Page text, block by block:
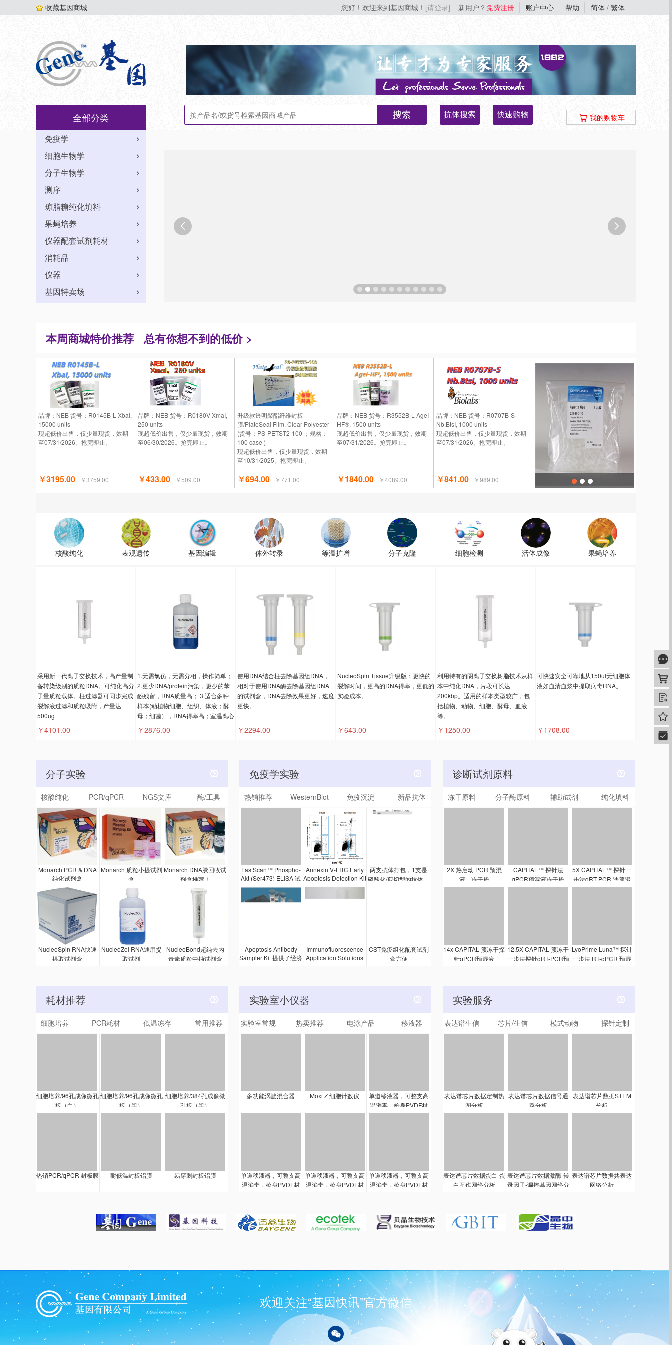
收藏基因商城 您好！欢迎来到基因商城！ [请登录] 新用户？ 免费注册 账户中心 帮助 简体 / 繁体
全部分类 搜索 抗体搜索 快速购物 我的购物车
免疫学
细胞生物学
分子生物学
测序
琼脂糖纯化填料
果蝇培养
仪器配套试剂耗材
消耗品
仪器
基因特卖场
 
本周商城特价推荐 总有你想不到的低价 >
品牌：NEB 货号：R0145B-L XbaI,
15000 units
现超低价出售，仅少量现货，效期
至07/31/2026。抢完即止。
￥3195.00 ￥3759.00
品牌：NEB 货号：R0180V XmaI,
250 units
现超低价出售，仅少量现货，效期
至06/30/2026。抢完即止。
￥433.00 ￥509.00
升级款透明聚酯纤维封板
膜/PlateSeal Film, Clear Polyester
(货号：PS-PETST2-100 ；规格：
100 case )
现超低价出售，仅少量现货，效期
至10/31/2025。抢完即止。
￥694.00 ￥771.00
品牌：NEB 货号：R3552B-L AgeI-
HF®, 1500 units
现超低价出售，仅少量现货，效期
至07/31/2026。抢完即止。
￥1840.00 ￥4089.00
品牌：NEB 货号：R0707B-S
Nb.BtsI, 1000 units
现超低价出售，仅少量现货，效期
至07/31/2026。抢完即止。
￥841.00 ￥989.00
核酸纯化 表观遗传 基因编辑 体外转录 等温扩增 分子克隆 细胞检测 活体成像 果蝇培养
采用新一代离子交换技术，高产量制
备转染级别的质粒DNA。可纯化高分
子量质粒载体。柱过滤器可同步完成
裂解液过滤和质粒吸附，产量达
500ug
￥4101.00
1.无需氯仿，无需分相，操作简单；
2.更少DNA/protein污染，更少的苯
酚残留，RNA质量高； 3.适合多种
样本(动植物细胞、组织、体液；酵
母；细菌），RNA得率高；室温离心
￥2876.00
使用DNA结合柱去除基因组DNA，
相对于使用DNA酶去除基因组DNA
的试剂盒，DNA去除效果更好，速度
更快。
￥2294.00
NucleoSpin Tissue升级版：更快的
裂解时间，更高的DNA得率，更低的
实验成本。
￥643.00
利用特有的阴离子交换树脂技术从样
本中纯化DNA，片段可长达
200kbp。适用的样本类型较广，包
括植物、动物、细胞、酵母、血液
等。
￥1250.00
可快速安全可靠地从150ul无细胞体
液如血清血浆中提取病毒RNA。
￥1708.00
分子实验
核酸纯化 PCR/qPCR NGS文库 酶/工具
Monarch PCR & DNA
纯化试剂盒
Monarch 质粒小提试剂
盒
Monarch DNA胶回收试
剂盒推荐！
NucleoSpin RNA快速
提取试剂盒
NucleoZol RNA通用提
取试剂
NucleoBond超纯去内
毒素质粒中抽试剂盒
免疫学实验
热销推荐 WesternBlot 免疫沉淀 新品抗体
FastScan™ Phospho-
Akt (Ser473) ELISA 试
剂盒是一种夹心酶联免
疫吸附剂检测 (ELISA)
Annexin V-FITC Early
Apoptosis Detection Kit
能让研究人员检测某个
(PI) 染色，PI 是一种无
法渗透细胞的 DNA 染
出较晚阶段的凋亡和早
的试剂足以进行 100 次
检测（250 μl 检测
两支抗体打包，1支是
磷酸化/剪切型的抗体，
Apoptosis Antibody
Sampler Kit 提供了经济
一抗和二抗的，可对每
种抗体进行两次蛋白质
Immunofluorescence
Application Solutions
光分析所需的主要支持
试剂。该试剂盒中的试
抗体充分验证，并且用
该试剂盒的建议实验步
CST免疫组化配套试剂
盒方便
诊断试剂原料
冻干原料 分子酶原料 辅助试剂 纯化填料
2X 热启动 PCR 预混
液，冻干粉
CAPITAL™ 探针法
qPCR预混液冻干粉
5X CAPITAL™ 探针一
步法qRT-PCR 法预混
液，冻干粉
14x CAPITAL 预冻干探
针qPCR预混液
12.5X CAPITAL 预冻干
一步法探针qRT-PCR预
LyoPrime Luna™ 探针
一步法 RT-qPCR 预混
耗材推荐
细胞培养 PCR耗材 低温冻存 常用推荐
细胞培养/96孔成像微孔
板（白）
细胞培养/96孔成像微孔
板（黑）
细胞培养/384孔成像微
孔板（黑）
热销PCR/qPCR 封板膜 耐低温封板铝膜 易穿刺封板铝膜
实验室小仪器
实验室常规 热卖推荐 电泳产品 移液器
多功能涡旋混合器 Moxi Z 细胞计数仪
单道移液器，可整支高
温消毒，枪身PVDF材
料，长时间紫外照射不
程动作顺畅，适合每天
进行的日常工作。容量
套。锨钮左右各3mm的
自由行程，吸、排液时
单道移液器，可整支高
温消毒，枪身PVDF材
精湛设计，自然地握手
持柄和操作，无需大力
无论是设定容量，移液
调整由原来的一点调整
改为两点调整，避免在
调整容量过程中夹住手
套。锨钮左右各4mm的
自由行程，吸、排液时
不会改变也设定吸取
单道移液器，可整支高
温消毒，枪身PVDF材
精湛设计，自然地握手
持柄和操作，无需大力
无论是设定容量，移液
调整由原来的一点调整
改为两点调整，避免在
调整容量过程中夹住手
套。锨钮左右各6mm的
自由行程，吸、排液时
不会改变也设定吸取
量。
单道移液器，可整支高
温消毒，枪身PVDF材
精湛设计，自然地握手
持柄和操作，无需大力
无论是设定容量，移液
调整由原来的一点调整
改为两点调整，避免在
调整容量过程中夹住手
套。锨钮左右各5mm的
自由行程，吸、排液时
不会改变也设定吸取
量。
实验服务
表达谱生信 芯片/生信 模式动物 探针定制
表达谱芯片数据定制热
图分析
表达谱芯片数据信号通
路分析
表达谱芯片数据STEM
分析
表达谱芯片数据蛋白-蛋
白互作网络分析
表达谱芯片数据激酶-转
录因子-调控基因网络分
表达谱芯片数据共表达
网络分析
购
查
我
快
欢迎关注“基因快讯”官方微信